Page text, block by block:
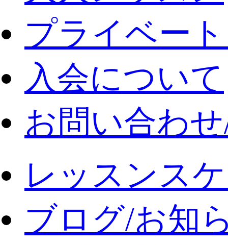
プライベー
入会について
お問い合わ
レッスンス
ブログ/お知